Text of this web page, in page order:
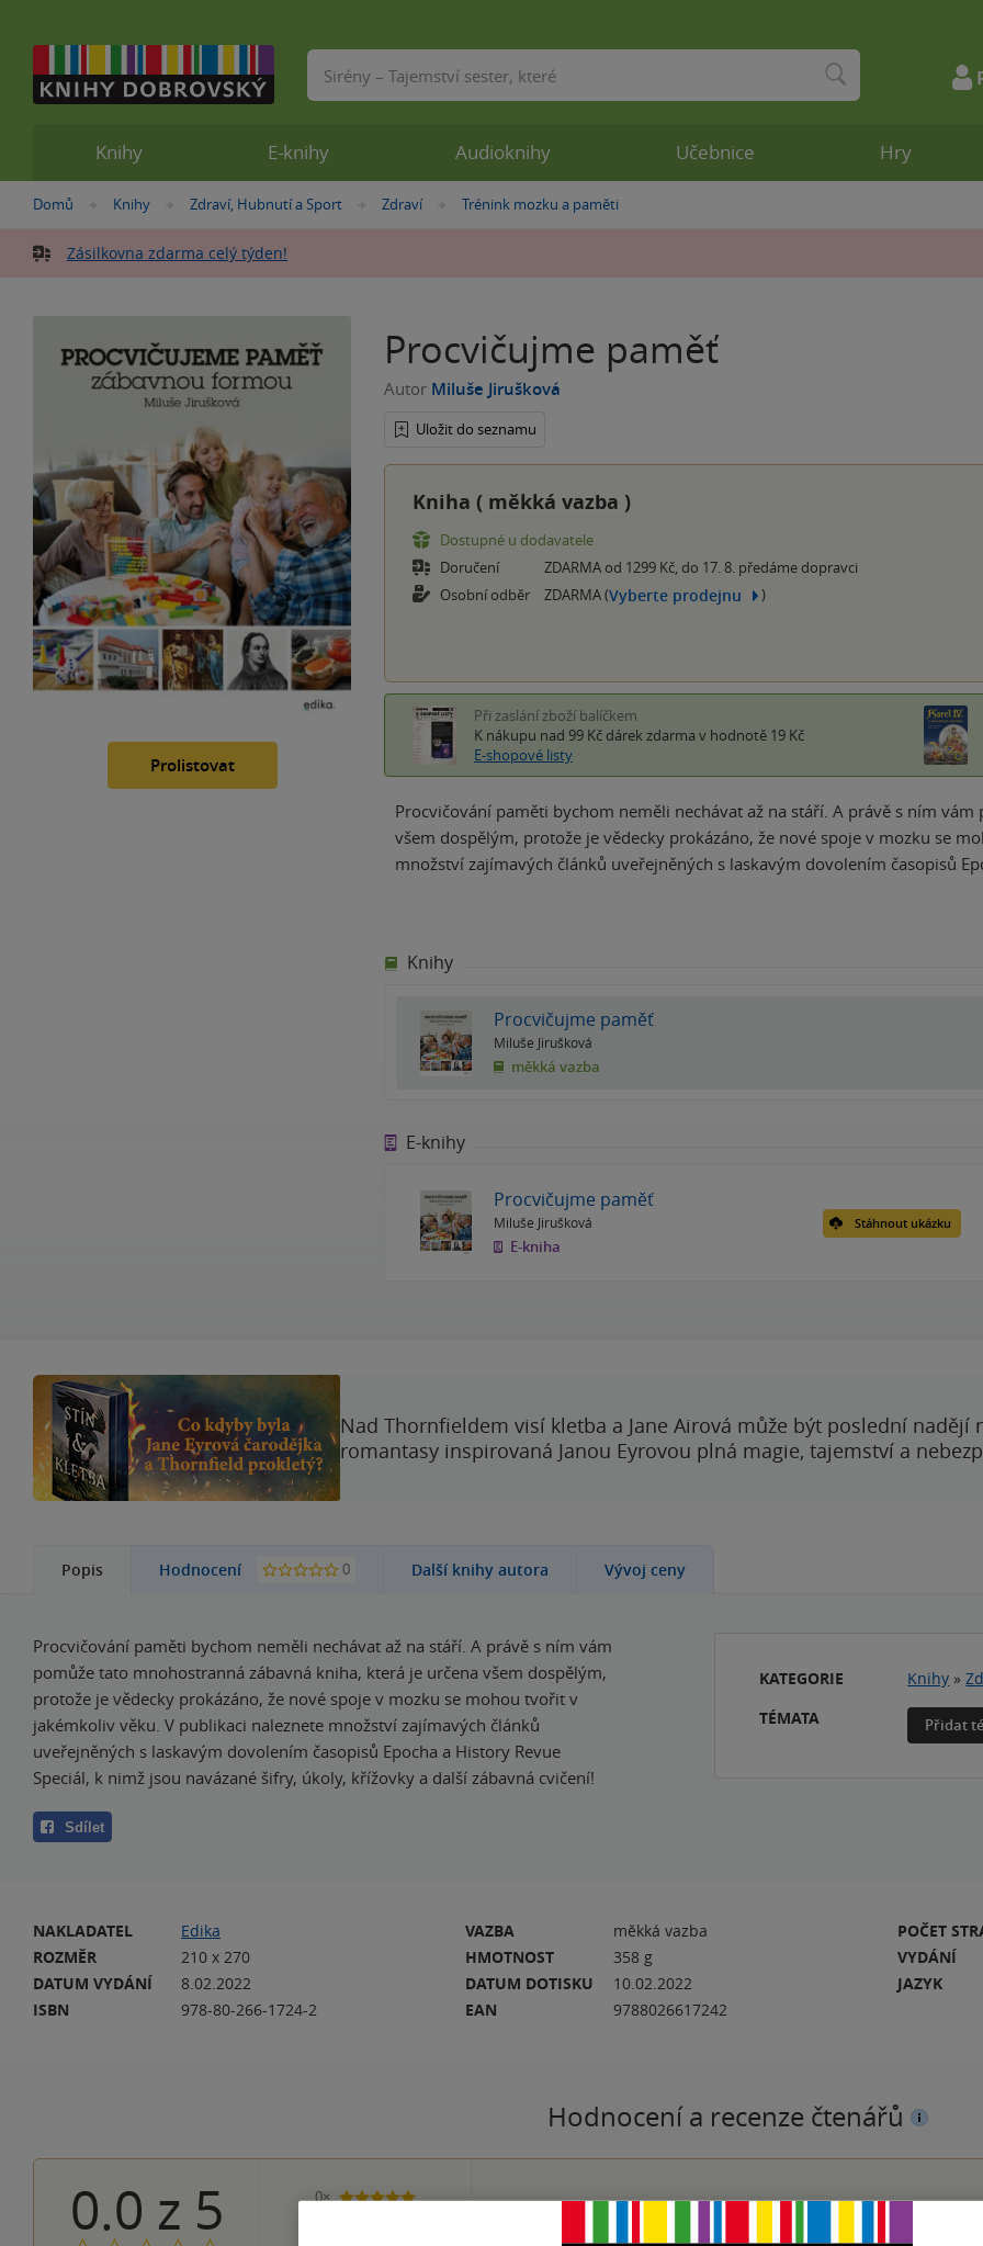
Nacházíte
zde:
Domů »
Knihy »
Zdraví, Hubnutí a Sport »
Zdraví »
Trénink mozku a paměti
Zásilkovna zdarma celý týden!
Prolistovat
Procvičujme paměť
Autor Miluše Jirušková
Uložit do seznamu
Kniha ( měkká vazba )
Dostupné u dodavatele
Doručení
ZDARMA od 1299 Kč, do 17. 8. předáme dopravci
Osobní odběr
ZDARMA (Vyberte prodejnu )
Při zaslání zboží balíčkem
K nákupu nad 99 Kč dárek zdarma v hodnotě 19 Kč
E-shopové listy
Procvičování paměti bychom neměli nechávat až na stáří. A právě s ním
všem dospělým, protože je vědecky prokázáno, že nové spoje v mozku se
množství zajímavých článků uveřejněných s laskavým dovolením časopisů
Knihy
Procvičujme paměť
Miluše Jirušková
měkká vazba
E-knihy
Procvičujme paměť
Miluše Jirušková
E-kniha
Stáhnout ukázku
Nad Thornfieldem visí kletba a Jane Airová může být poslední nadějí
romantasy inspirovaná Janou Eyrovou plná magie, tajemství a
Popis Hodnocení 0 Další knihy autora Vývoj ceny
Procvičování paměti bychom neměli nechávat až na stáří. A právě s ním vám
pomůže tato mnohostranná zábavná kniha, která je určena všem dospělým,
protože je vědecky prokázáno, že nové spoje v mozku se mohou tvořit v
jakémkoliv věku. V publikaci naleznete množství zajímavých článků
uveřejněných s laskavým dovolením časopisů Epocha a History Revue
Speciál, k nimž jsou navázané šifry, úkoly, křížovky a další zábavná cvičení!
Sdílet
KATEGORIE Knihy »
TÉMATA
Přidat
NAKLADATEL
Edika
ROZMĚR
210 x 270
DATUM VYDÁNÍ
8.02.2022
ISBN
978-80-266-1724-2
VAZBA
měkká vazba
HMOTNOST
358 g
DATUM DOTISKU
10.02.2022
EAN
9788026617242
POČET
VYDÁNÍ
JAZYK
Hodnocení a recenze čtenářů
0.0 z 5 0×
5 hvězdiček
Knihy E-knihy Audioknihy Učebnice Hry
Vyhledávání